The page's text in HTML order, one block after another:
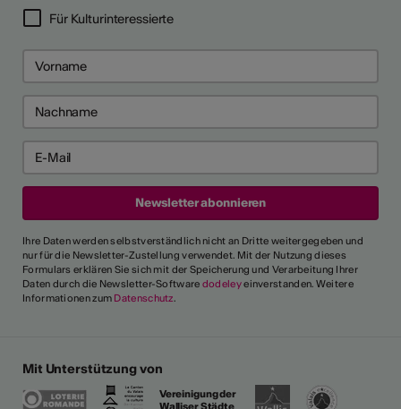
Für Kulturinteressierte
Ihre Daten werden selbstverständlich nicht an Dritte weitergegeben und
nur für die Newsletter-Zustellung verwendet. Mit der Nutzung dieses
Formulars erklären Sie sich mit der Speicherung und Verarbeitung Ihrer
Daten durch die Newsletter-Software dodeleyeinverstanden. Weitere
Informationen zum Datenschutz.
Mit Unterstützung von
Vereinigung der